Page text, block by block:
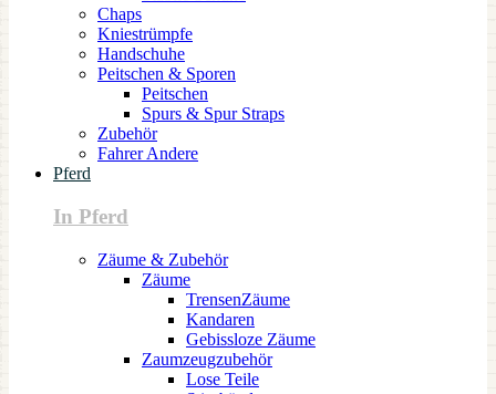
Chaps
Kniestrümpfe
Handschuhe
Peitschen & Sporen
Peitschen
Spurs & Spur Straps
Zubehör
Fahrer Andere
Pferd
In Pferd
Zäume & Zubehör
Zäume
TrensenZäume
Kandaren
Gebissloze Zäume
Zaumzeugzubehör
Lose Teile